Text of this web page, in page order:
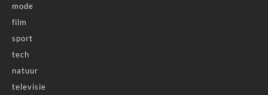
mode
film
sport
tech
natuur
televisie